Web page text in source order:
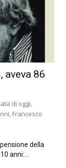
aveva 86
di oggi,
Francesco
della
anni:...